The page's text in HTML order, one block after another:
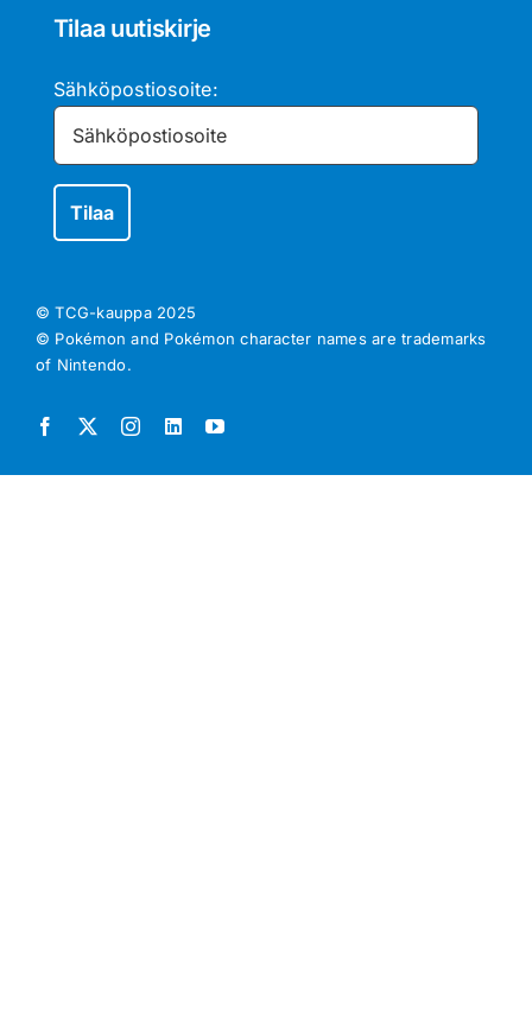
Tilaa uutiskirje
Sähköpostiosoite:
© TCG-kauppa 2025
© Pokémon and Pokémon character names are trademarks
of Nintendo.